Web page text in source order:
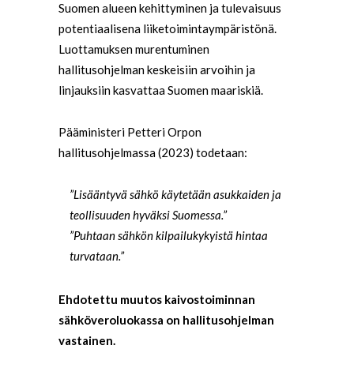
Suomen alueen kehittyminen ja tulevaisuus
potentiaalisena liiketoimintaympäristönä.
Luottamuksen murentuminen
hallitusohjelman keskeisiin arvoihin ja
linjauksiin kasvattaa Suomen maariskiä.
Pääministeri Petteri Orpon
hallitusohjelmassa (2023) todetaan:
”Lisääntyvä sähkö käytetään asukkaiden ja
teollisuuden hyväksi Suomessa.”
”Puhtaan sähkön kilpailukykyistä hintaa
turvataan.”
Ehdotettu muutos kaivostoiminnan
sähköveroluokassa on hallitusohjelman
vastainen.